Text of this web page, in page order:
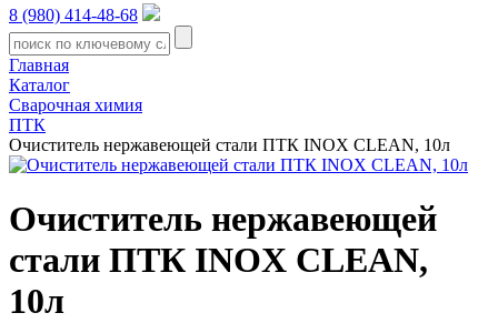
8 (980) 414-48-68
Главная
Каталог
Сварочная химия
ПТК
Очиститель нержавеющей стали ПТК INOX CLEAN, 10л
Очиститель нержавеющей
стали ПТК INOX CLEAN,
10л